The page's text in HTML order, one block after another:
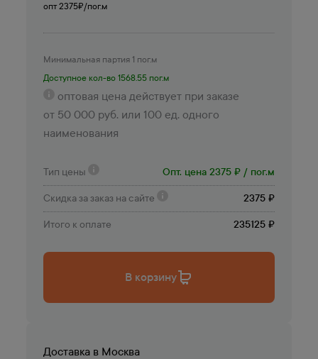
опт 2375₽/пог.м
Минимальная партия 1 пог.м
Доступное кол-во 1568.55 пог.м
оптовая цена действует при заказе
от 50 000 руб. или 100 ед. одного
наименования
Тип цены Опт. цена 2375 ₽ / пог.м
Скидка за заказ на сайте 2375 ₽
Итого к оплате 235125 ₽
В корзину
Доставка в Москва